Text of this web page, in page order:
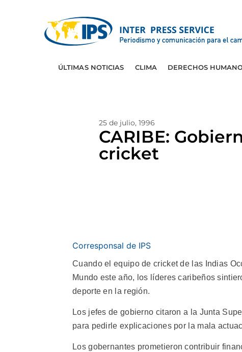
ÚLTIMAS NOTICIAS CLIMA DERECHOS
25 de julio, 1996
CARIBE:
cricket
Corresponsal de IPS
Cuando el equipo de cricket de las Indias
Mundo este año, los líderes caribeños
deporte en la región.
Los jefes de gobierno citaron a la Junta
para pedirle explicaciones por la mala
Los gobernantes prometieron contribuir